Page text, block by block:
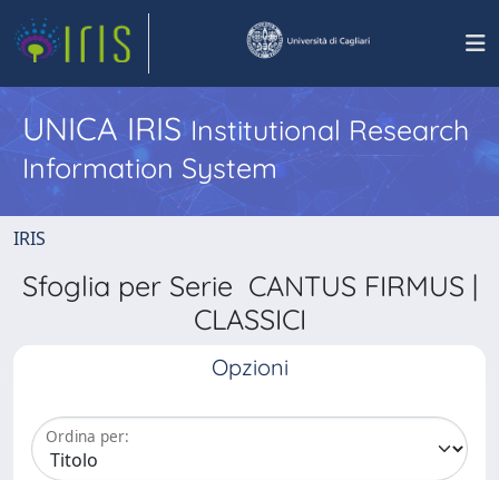
UNICA IRISInstitutional Research
Information System
IRIS
Sfoglia per Serie CANTUS FIRMUS |
CLASSICI
Opzioni
Ordina per: